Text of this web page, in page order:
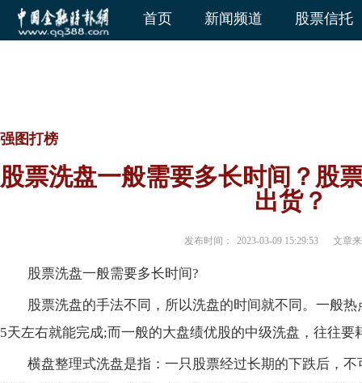
首页 新闻频道 股票信托
强图打榜
股票洗盘一般需要多长时间？股
出货？
发布时间： 2023-03-09 15:29:53 文章
股票洗盘一般需要多长时间?
股票洗盘的手法不同，所以洗盘的时间就不同。一般
5天左右就能完成;而一般的大盘绩优股的中级洗盘，往往
横盘整理式洗盘是指：一只股票经过长期的下跌后，